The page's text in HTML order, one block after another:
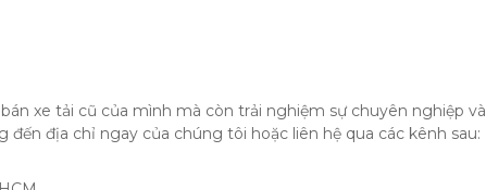
xe tải cũ của mình mà còn trải nghiệm sự chuyên nghiệp và
đến địa chỉ ngay của chúng tôi hoặc liên hệ qua các kênh sau: